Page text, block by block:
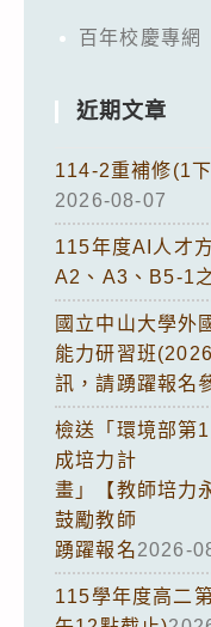
百年校慶專網
近期文章
114-2重補修(1
2026-08-07
115年度AI人才
A2、A3、B5-1
國立中山大學外
能力研習班
訊，請踴躍報名
檢送「環境部第
成培力計
畫」【教師培力
鼓勵教師
踴躍報名2026-
115學年度高二